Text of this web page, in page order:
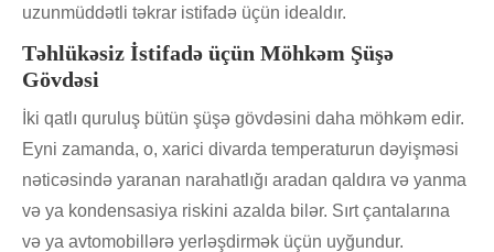
uzunmüddətli təkrar istifadə üçün idealdır.
Təhlükəsiz İstifadə üçün Möhkəm Şüşə
Gövdəsi
İki qatlı quruluş bütün şüşə gövdəsini daha möhkəm edir.
Eyni zamanda, o, xarici divarda temperaturun dəyişməsi
nəticəsində yaranan narahatlığı aradan qaldıra və yanma
və ya kondensasiya riskini azalda bilər. Sırt çantalarına
və ya avtomobillərə yerləşdirmək üçün uyğundur.